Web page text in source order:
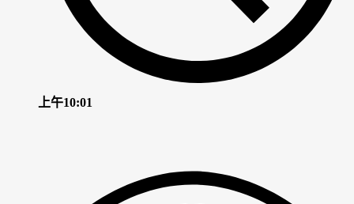
上午10:01